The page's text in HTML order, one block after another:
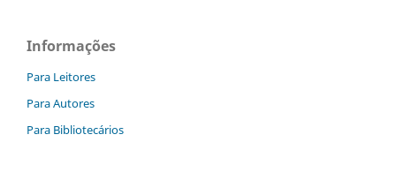
Informações
Para Leitores
Para Autores
Para Bibliotecários